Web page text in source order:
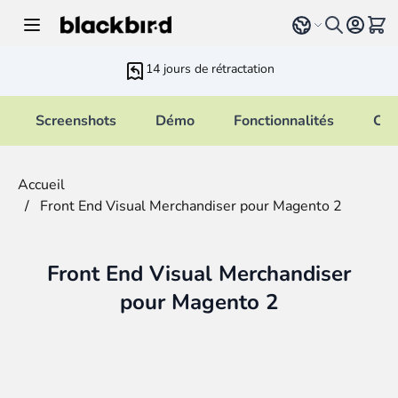
Select language
Voir
14 jours de rétractation
Screenshots Démo Fonctionnalités
Accueil
/ Front End Visual Merchandiser pour Magento 2
Front End Visual Merchandiser
pour Magento 2